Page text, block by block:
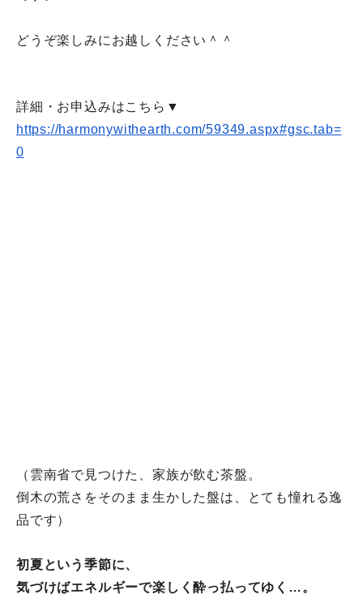
どうぞ楽しみにお越しください＾＾
詳細・お申込みはこちら▼
https://harmonywithearth.com/59349.aspx#gsc.tab=
0
（雲南省で見つけた、家族が飲む茶盤。
倒木の荒さをそのまま生かした盤は、とても憧れる逸
品です）
初夏という季節に、
気づけばエネルギーで楽しく酔っ払ってゆく…。